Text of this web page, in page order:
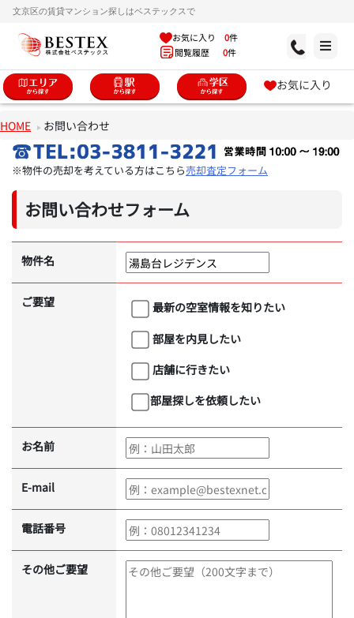
文京区の賃貸マンション探しはベステックスで
お気に入り 0件
閲覧履歴 0件
お気に入り
HOME お問い合わせ
※物件の売却を考えている方はこちら売却査定フォーム
お問い合わせフォーム
物件名
ご要望
最新の空室情報を知りたい
部屋を内見したい
店舗に行きたい
部屋探しを依頼したい
お名前
E-mail
電話番号
その他ご要望